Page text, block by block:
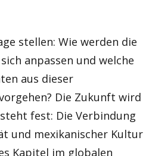
stellen: Wie werden die
anpassen und welche
aus dieser
Die Zukunft wird
fest: Die Verbindung
und mexikanischer Kultur
Kapitel im globalen